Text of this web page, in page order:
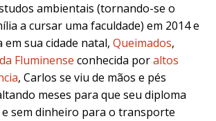
ambientais (tornando-se o
a cursar uma faculdade) em 2014 e
sua cidade natal, Queimados,
Fluminense conhecida poraltos
, Carlos se viu de mãos e pés
meses para que seu diploma
sem dinheiro para o transporte